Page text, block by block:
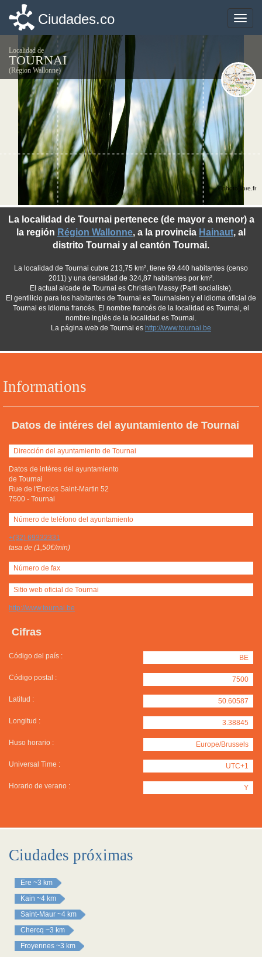
Toggle
Ciudades.co
Localidad de
TOURNAI
(Région Wallonne)
Informations
Datos de intéres del ayuntamiento de Tournai
Dirección del ayuntamiento de Tournai
Datos de intéres del ayuntamiento
de Tournai
Rue de l'Enclos Saint-Martin 52
7500 - Tournai
Número de teléfono del ayuntamiento
+(32) 69332331
tasa de (1,50€/min)
Número de fax
Sitio web oficial de Tournai
http://www.tournai.be
Cifras
Código del país : BE
Código postal : 7500
Latitud : 50.60587
Longitud : 3.38845
Huso horario : Europe/Brussels
Universal Time : UTC+1
Horario de verano : Y
La localidad de Tournai pertenece (de mayor a menor) a
la región Région Wallonne, a la provincia Hainaut, al
distrito Tournai y al cantón Tournai.
La localidad de Tournai cubre 213,75 km², tiene 69.440 habitantes (censo
2011) y una densidad de 324,87 habitantes por km².
El actual alcade de Tournai es Christian Massy (Parti socialiste).
El gentilicio para los habitantes de Tournai es Tournaisien y el idioma oficial de
Tournai es Idioma francés. El nombre francés de la localidad es Tournai, el
nombre inglés de la localidad es Tournai.
La página web de Tournai es http://www.tournai.be
©photo-libre.fr
Ciudades próximas
Ere ~3 km
Kain ~4 km
Saint-Maur ~4 km
Chercq ~3 km
Froyennes ~3 km
Toggle
Ciudades.co